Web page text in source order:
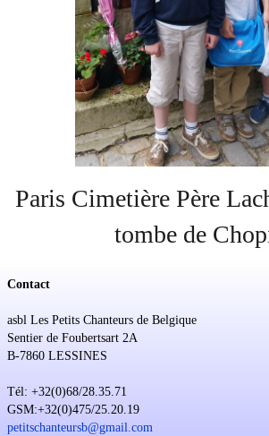
Paris Cimetière Père
tombe de
Contact
asbl Les Petits Chanteurs de Belgique
Sentier de Foubertsart 2A
B-7860 LESSINES
Tél: +32(0)68/28.35.71
GSM:+32(0)475/25.20.19
petitschanteursb@gmail.com